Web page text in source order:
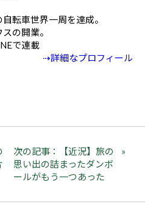
転車世界一周を達成。
の開業。
で連載
⇢詳細なプロフィール
次の記事：【近況】旅の
思い出の詰まったダンボ
ールがもう一つあった